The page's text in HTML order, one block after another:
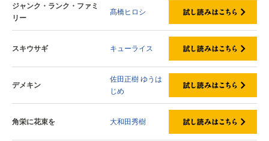
ジャンク・ランク・ファミ
リー
髙橋ヒロシ
スキウサギ キューライス
デメキン
佐田正樹ゆうは
じめ
角栄に花束を 大和田秀樹